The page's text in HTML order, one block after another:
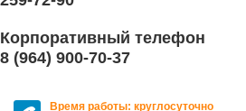
Время работы: круглосуточно
Корпоративный телефон
8 (964) 900-70-37